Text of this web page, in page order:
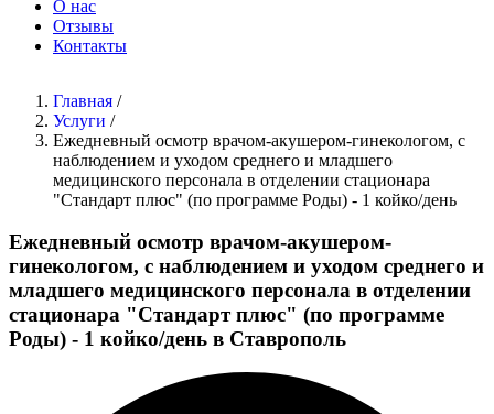
О нас
Отзывы
Контакты
Главная /
Услуги /
Ежедневный осмотр врачом-акушером-гинекологом, с
наблюдением и уходом среднего и младшего
медицинского персонала в отделении стационара
"Стандарт плюс" (по программе Роды) - 1 койко/день
Ежедневный осмотр врачом-акушером-
гинекологом, с наблюдением и уходом среднего и
младшего медицинского персонала в отделении
стационара "Стандарт плюс" (по программе
Роды) - 1 койко/день в Ставрополь